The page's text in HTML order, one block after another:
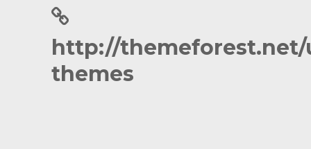
http://themeforest.net/
themes